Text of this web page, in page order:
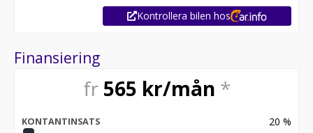
Kontrollera bilen hos
Finansiering
fr 565 kr/mån *
KONTANTINSATS 20 %